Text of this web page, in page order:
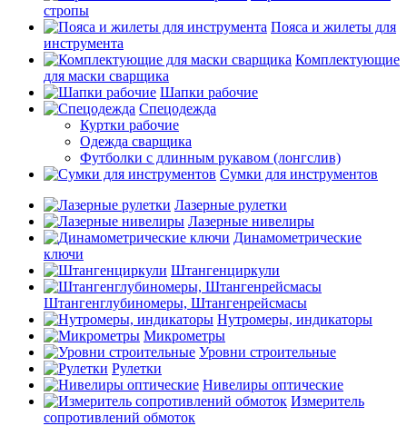
стропы
Пояса и жилеты для
инструмента
Комплектующие
для маски сварщика
Шапки рабочие
Спецодежда
Куртки рабочие
Одежда сварщика
Футболки с длинным рукавом (лонгслив)
Сумки для инструментов
Лазерные рулетки
Лазерные нивелиры
Динамометрические
ключи
Штангенциркули
Штангенглубиномеры, Штангенрейсмасы
Нутромеры, индикаторы
Микрометры
Уровни строительные
Рулетки
Нивелиры оптические
Измеритель
сопротивлений обмоток